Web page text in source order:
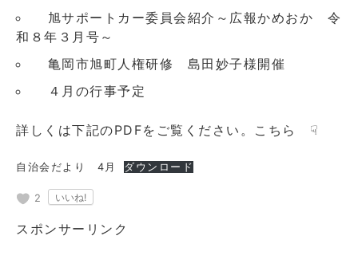
旭サポートカー委員会紹介～広報かめおか 令
和８年３月号～
亀岡市旭町人権研修 島田妙子様開催
４月の行事予定
詳しくは下記のPDFをご覧ください。こちら ☟
自治会だより 4月 ダウンロード
2
スポンサーリンク